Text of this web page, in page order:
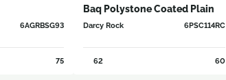
6AGRBSG93
75
Baq Polystone Coated Plain
Darcy Rock 6PSC114RC
62 60